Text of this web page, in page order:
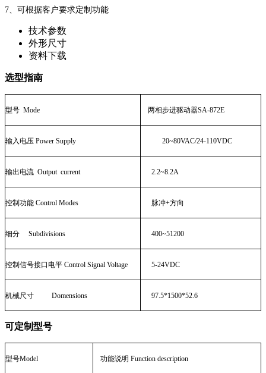
7、可根据客户要求定制功能
技术参数
外形尺寸
资料下载
选型指南
型号 Mode 两相步进驱动器SA-872E
输入电压 Power Supply 20~80VAC/24-110VDC
输出电流 Output current 2.2~8.2A
控制功能 Control Modes 脉冲+方向
细分 Subdivisions 400~51200
控制信号接口电平 Control Signal Voltage 5-24VDC
机械尺寸 Domensions 97.5*1500*52.6
可定制型号
型号Model 功能说明 Function description